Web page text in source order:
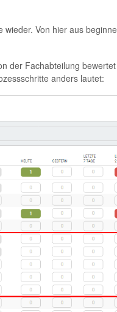
Von hier aus
der Fachabteilung
anders lautet: